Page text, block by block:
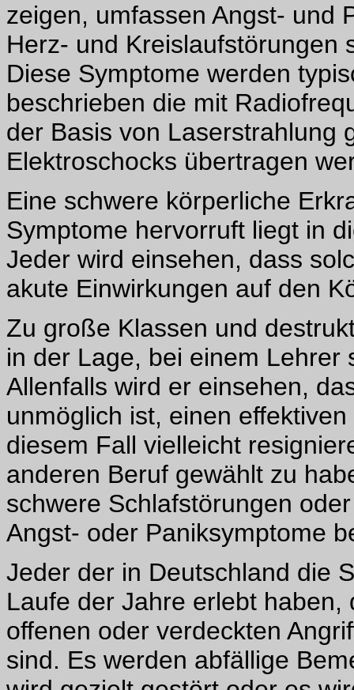
zeigen, umfassen Angst- und
Herz- und Kreislaufstörungen
Diese Symptome werden
beschrieben die mit
der Basis von Laserstrahlung
Elektroschocks übertragen
Eine schwere körperliche
Symptome hervorruft liegt in
Jeder wird einsehen, dass
akute Einwirkungen auf den
Zu große Klassen und
in der Lage, bei einem
Allenfalls wird er einsehen,
unmöglich ist, einen
diesem Fall vielleicht
anderen Beruf gewählt zu
schwere Schlafstörungen
Angst- oder Paniksymptome
Jeder der in Deutschland die
Laufe der Jahre erlebt
offenen oder verdeckten
sind. Es werden abfällige